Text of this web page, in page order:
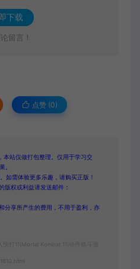
下载
留言！
点赞 (0)
本站仅做打包整理。仅用于学习交
。
如需体验更多乐趣，请购买正版！
版权或利益请发送邮件：
分享所产生的费用，不用于盈利，亦
快打11(Mortal Kombat 11)动作格斗游